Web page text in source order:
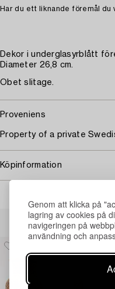
Genom att klicka på
lagring av cookies på
navigeringen på
användning och
Har du ett liknande föremål du
Dekor i underglasyrblått
Diameter 26,8 cm.
Obet slitage.
Proveniens
Property of a private
Köpinformation
Andra